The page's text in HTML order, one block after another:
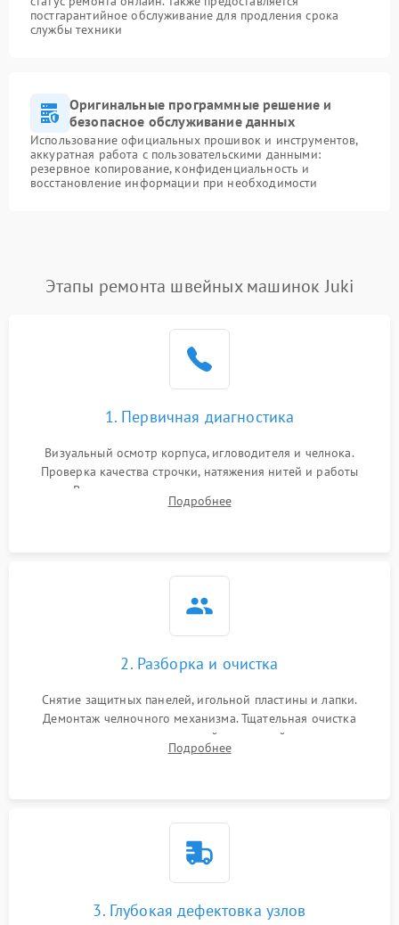
постгарантийное обслуживание для продления срока
службы техники
Оригинальные программные решение и
безопасное обслуживание данных
Использование официальных прошивок и инструментов,
аккуратная работа с пользовательскими данными:
резервное копирование, конфиденциальность и
восстановление информации при необходимости
Этапы ремонта швейных машинок Juki
1. Первичная диагностика
Визуальный осмотр корпуса, игловодителя и челнока.
Проверка качества строчки, натяжения нитей и работы
педали. Выявление посторонних стуков, пропусков стежков,
обрывов нити или заклинивания механизмов на тестовом
Подробнее
2. Разборка и очистка
Снятие защитных панелей, игольной пластины и лапки.
Демонтаж челночного механизма. Тщательная очистка
внутренних узлов от скопившейся тканевой пыли, очесов,
остатков старой смазки и обрывков нитей с помощью
Подробнее
3. Глубокая дефектовка узлов